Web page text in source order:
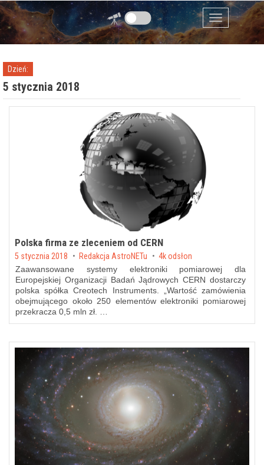
Przejdź do zawartości
Menu
Dzień:
5 stycznia 2018
Polska firma ze zleceniem od CERN
Posted on
5 stycznia 2018 byRedakcja AstroNETu 4k odsłon
Zaawansowane systemy elektroniki pomiarowej dla
Europejskiej Organizacji Badań Jądrowych CERN dostarczy
polska spółka Creotech Instruments. „Wartość zamówienia
obejmującego około 250 elementów elektroniki pomiarowej
przekracza 0,5 mln zł. …